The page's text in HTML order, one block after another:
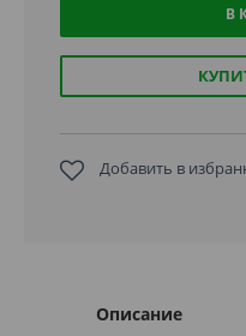
В
Добавить в
Описание